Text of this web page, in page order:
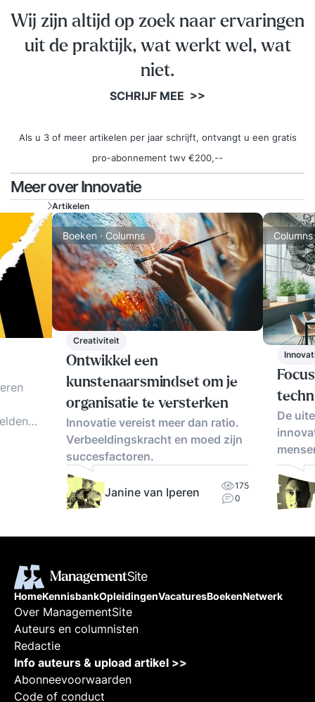
Wij zijn altijd op zoek naar ervaringen
uit de praktijk, wat werkt wel, wat
niet.
SCHRIJF MEE >>
Als u 3 of meer artikelen per jaar schrijft, ontvangt u een gratis
pro-abonnement twv €200,--
Meer over Innovatie
Artikelen
Boeken · Columns
Creativiteit
Ontwikkel een
kunstenaarsmindset om je
organisatie te versterken
Innovatie vereist meer dan ratio.
Verbeeldingskracht en moed zijn
succesfactoren.
Janine van Iperen
175
0
Columns
De
HomeKennisbankOpleidingenVacaturesBoekenNetwerk
Over ManagementSite
Auteurs en columnisten
Redactie
Info auteurs & upload artikel >>
Abonneevoorwaarden
Code of conduct